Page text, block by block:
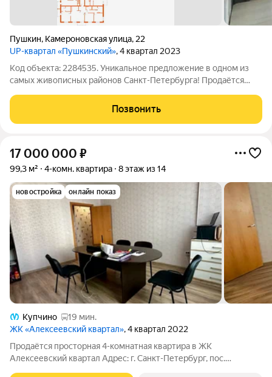
Пушкин, Камероновская улица, 22
UP-квартал «Пушкинский», 4 квартал 2023
Код объекта: 2284535. Уникальное предложение в одном из
самых живописных районов Санкт-Петербурга! Продаётся
районе по адресу: Камероновская улица, 22. Квартира
расположена на третьем этаже
Позвонить
17 000 000 ₽
99,3 м² 4-комн. квартира 8 этаж из 14
новостройка онлайн показ
Купчино
19 мин.
ЖК «Алексеевский квартал», 4 квартал 2022
Продаётся просторная 4-комнатная квартира в ЖК
Алексеевский квартал Адрес: г. Санкт-Петербург, пос.